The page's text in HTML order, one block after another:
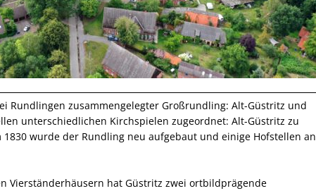
Rundlingen zusammengelegter Großrundling: Alt-Güstritz und
unterschiedlichen Kirchspielen zugeordnet: Alt-Güstritz zu
1830 wurde der Rundling neu aufgebaut und einige Hofstellen an
Vierständerhäusern hat Güstritz zwei ortbildprägende